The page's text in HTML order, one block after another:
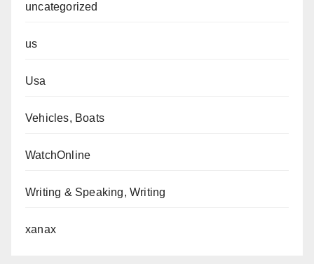
uncategorized
us
Usa
Vehicles, Boats
WatchOnline
Writing & Speaking, Writing
xanax